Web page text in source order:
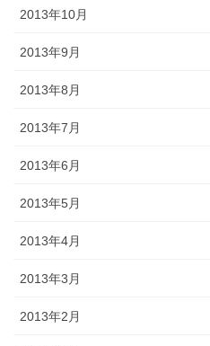
2013年10月
2013年9月
2013年8月
2013年7月
2013年6月
2013年5月
2013年4月
2013年3月
2013年2月